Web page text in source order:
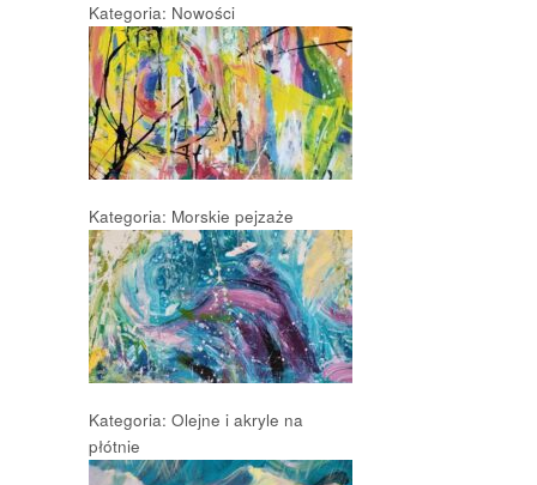
Kategoria: Nowości
Kategoria: Morskie pejzaże
Kategoria: Olejne i akryle na
płótnie